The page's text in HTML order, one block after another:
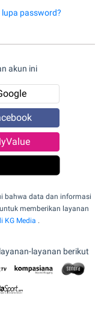
lupa password?
akun ini
bahwa data dan informasi
memberikan layanan
KG Media .
layanan berikut